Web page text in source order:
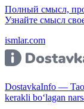
Полный смысл,
Узнайте смысл
ismlar.com
DostavkaInfo —
kerakli bo‘lagan